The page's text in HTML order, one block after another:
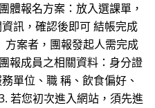
體報名方案：放入選課單，
訊，確認後即可 結帳完成
方案者，團報發起人需完成
報成員之相關資料：身分證
單位、職 稱、飲食偏好、
若您初次進入網站，須先進